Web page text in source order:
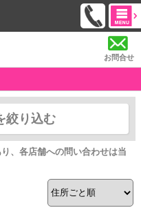
お問合せ
絞り込む
、各店舗への問い合わせは当